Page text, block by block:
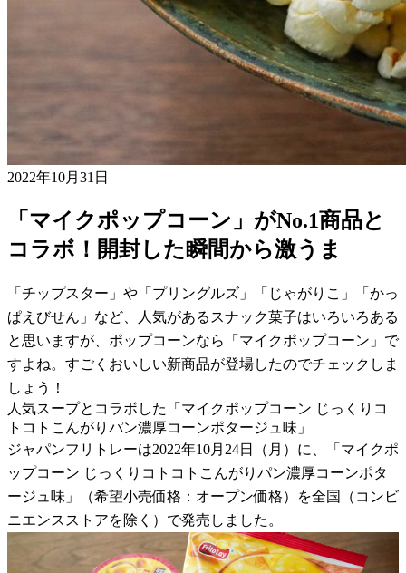
2022年10月31日
「マイクポップコーン」がNo.1商品と
コラボ！開封した瞬間から激うま
「チップスター」や「プリングルズ」「じゃがりこ」「かっ
ぱえびせん」など、人気があるスナック菓子はいろいろある
と思いますが、ポップコーンなら「マイクポップコーン」で
すよね。すごくおいしい新商品が登場したのでチェックしま
しょう！
人気スープとコラボした「マイクポップコーン じっくりコ
トコトこんがりパン濃厚コーンポタージュ味」
ジャパンフリトレーは2022年10月24日（月）に、「マイクポ
ップコーン じっくりコトコトこんがりパン濃厚コーンポタ
ージュ味」（希望小売価格：オープン価格）を全国（コンビ
ニエンスストアを除く）で発売しました。